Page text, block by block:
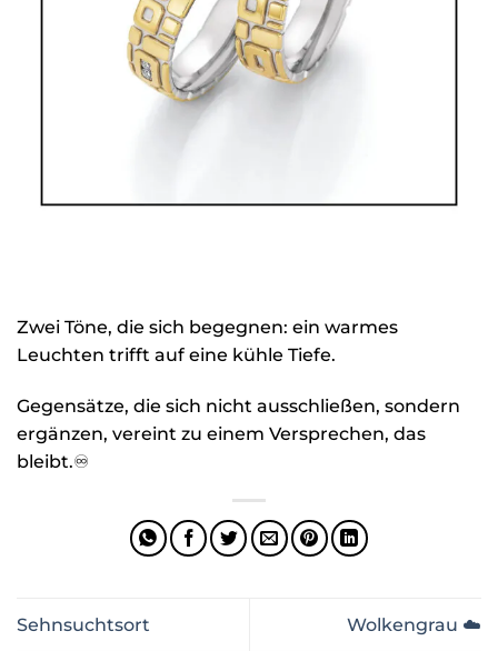
Zwei Töne, die sich begegnen: ein warmes
Leuchten trifft auf eine kühle Tiefe.
Gegensätze, die sich nicht ausschließen, sondern
ergänzen, vereint zu einem Versprechen, das
bleibt.♾️
Sehnsuchtsort Wolkengrau ☁️